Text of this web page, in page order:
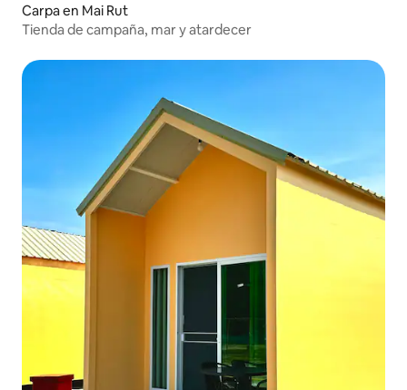
Carpa en Mai Rut
Tienda de campaña, mar y atardecer